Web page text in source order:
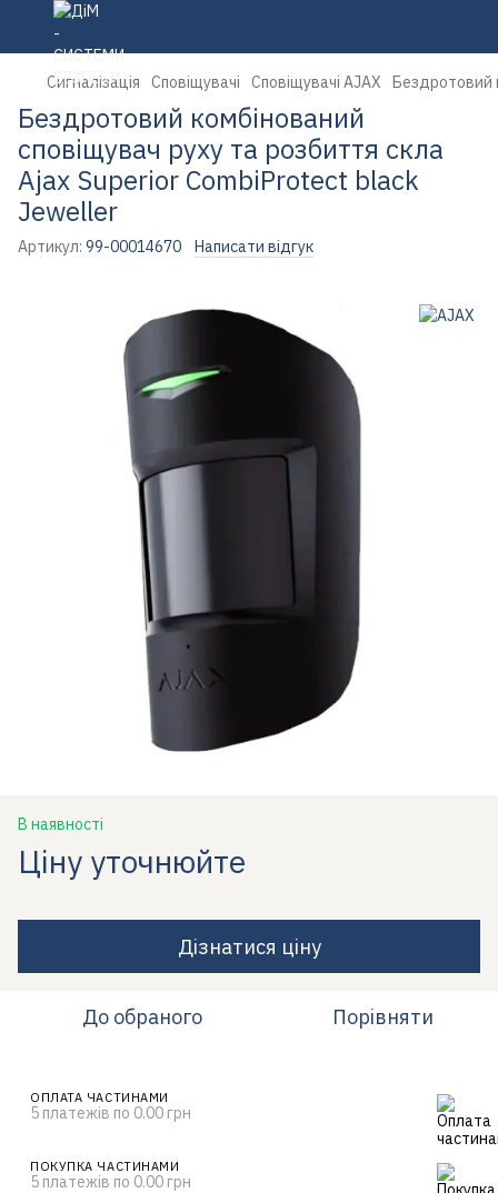
Сигналізація Сповіщувачі Сповіщувачі AJAX Бездротовий
Бездротовий комбінований
сповіщувач руху та розбиття скла
Ajax Superior CombiProtect black
Jeweller
Артикул: 99-00014670 Написати відгук
В наявності
Ціну уточнюйте
Дізнатися ціну
До обраного Порівняти
ОПЛАТА ЧАСТИНАМИ
5 платежів по 0.00 грн
ПОКУПКА ЧАСТИНАМИ
5 платежів по 0.00 грн